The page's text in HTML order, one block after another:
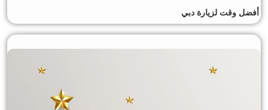
أفضل وقت لزيارة دبي